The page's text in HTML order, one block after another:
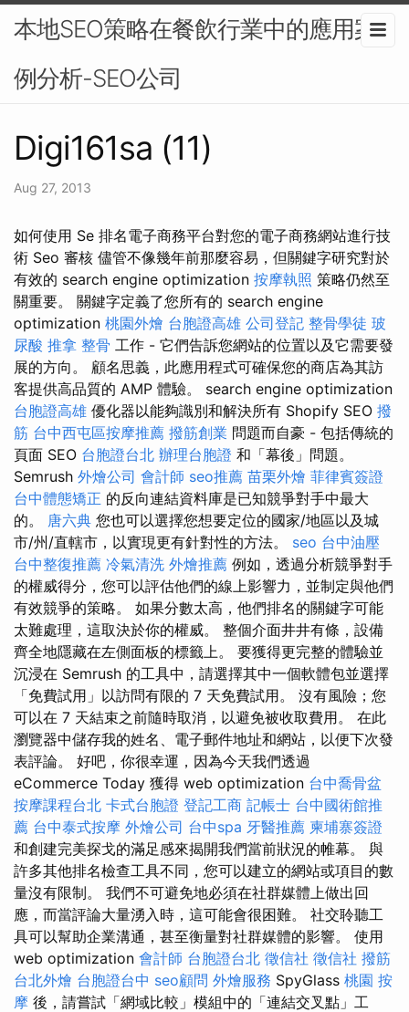
本地SEO策略在餐飲行業中的應用案
例分析-SEO公司
Digi161sa (11)
Aug 27, 2013
如何使用 Se 排名電子商務平台對您的電子商務網站進行技
術 Seo 審核 儘管不像幾年前那麼容易，但關鍵字研究對於
有效的 search engine optimization 按摩執照 策略仍然至
關重要。 關鍵字定義了您所有的 search engine
optimization 桃園外燴 台胞證高雄 公司登記 整骨學徒 玻
尿酸 推拿 整骨 工作 - 它們告訴您網站的位置以及它需要發
展的方向。 顧名思義，此應用程式可確保您的商店為其訪
客提供高品質的 AMP 體驗。 search engine optimization
台胞證高雄 優化器以能夠識別和解決所有 Shopify SEO 撥
筋 台中西屯區按摩推薦 撥筋創業 問題而自豪 - 包括傳統的
頁面 SEO 台胞證台北 辦理台胞證 和「幕後」問題。
Semrush 外燴公司 會計師 seo推薦 苗栗外燴 菲律賓簽證
台中體態矯正 的反向連結資料庫是已知競爭對手中最大
的。 唐六典 您也可以選擇您想要定位的國家/地區以及城
市/州/直轄市，以實現更有針對性的方法。 seo 台中油壓
台中整復推薦 冷氣清洗 外燴推薦 例如，透過分析競爭對手
的權威得分，您可以評估他們的線上影響力，並制定與他們
有效競爭的策略。 如果分數太高，他們排名的關鍵字可能
太難處理，這取決於你的權威。 整個介面井井有條，設備
齊全地隱藏在左側面板的標籤上。 要獲得更完整的體驗並
沉浸在 Semrush 的工具中，請選擇其中一個軟體包並選擇
「免費試用」以訪問有限的 7 天免費試用。 沒有風險；您
可以在 7 天結束之前隨時取消，以避免被收取費用。 在此
瀏覽器中儲存我的姓名、電子郵件地址和網站，以便下次發
表評論。 好吧，你很幸運，因為今天我們透過
eCommerce Today 獲得 web optimization 台中喬骨盆
按摩課程台北 卡式台胞證 登記工商 記帳士 台中國術館推
薦 台中泰式按摩 外燴公司 台中spa 牙醫推薦 柬埔寨簽證
和創建完美探戈的滿足感來揭開我們當前狀況的帷幕。 與
許多其他排名檢查工具不同，您可以建立的網站或項目的數
量沒有限制。 我們不可避免地必須在社群媒體上做出回
應，而當評論大量湧入時，這可能會很困難。 社交聆聽工
具可以幫助企業溝通，甚至衡量對社群媒體的影響。 使用
web optimization 會計師 台胞證台北 徵信社 徵信社 撥筋
台北外燴 台胞證台中 seo顧問 外燴服務 SpyGlass 桃園 按
摩 後，請嘗試「網域比較」模組中的「連結交叉點」工